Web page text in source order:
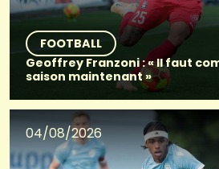
FOOTBALL
Geoffrey Franzoni : « Il faut
saison maintenant »
04/08/2026